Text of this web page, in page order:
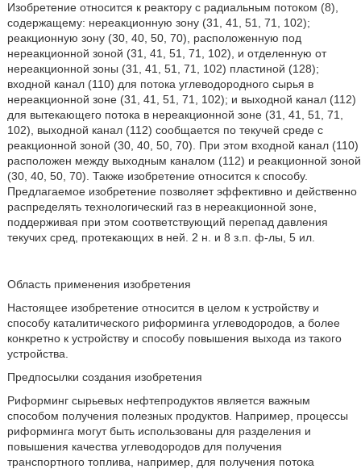
Изобретение относится к реактору с радиальным потоком (8),
содержащему: нереакционную зону (31, 41, 51, 71, 102);
реакционную зону (30, 40, 50, 70), расположенную под
нереакционной зоной (31, 41, 51, 71, 102), и отделенную от
нереакционной зоны (31, 41, 51, 71, 102) пластиной (128);
входной канал (110) для потока углеводородного сырья в
нереакционной зоне (31, 41, 51, 71, 102); и выходной канал (112)
для вытекающего потока в нереакционной зоне (31, 41, 51, 71,
102), выходной канал (112) сообщается по текучей среде с
реакционной зоной (30, 40, 50, 70). При этом входной канал (110)
расположен между выходным каналом (112) и реакционной зоной
(30, 40, 50, 70). Также изобретение относится к способу.
Предлагаемое изобретение позволяет эффективно и действенно
распределять технологический газ в нереакционной зоне,
поддерживая при этом соответствующий перепад давления
текучих сред, протекающих в ней. 2 н. и 8 з.п. ф-лы, 5 ил.
Область применения изобретения
Настоящее изобретение относится в целом к устройству и
способу каталитического риформинга углеводородов, а более
конкретно к устройству и способу повышения выхода из такого
устройства.
Предпосылки создания изобретения
Риформинг сырьевых нефтепродуктов является важным
способом получения полезных продуктов. Например, процессы
риформинга могут быть использованы для разделения и
повышения качества углеводородов для получения
транспортного топлива, например, для получения потока